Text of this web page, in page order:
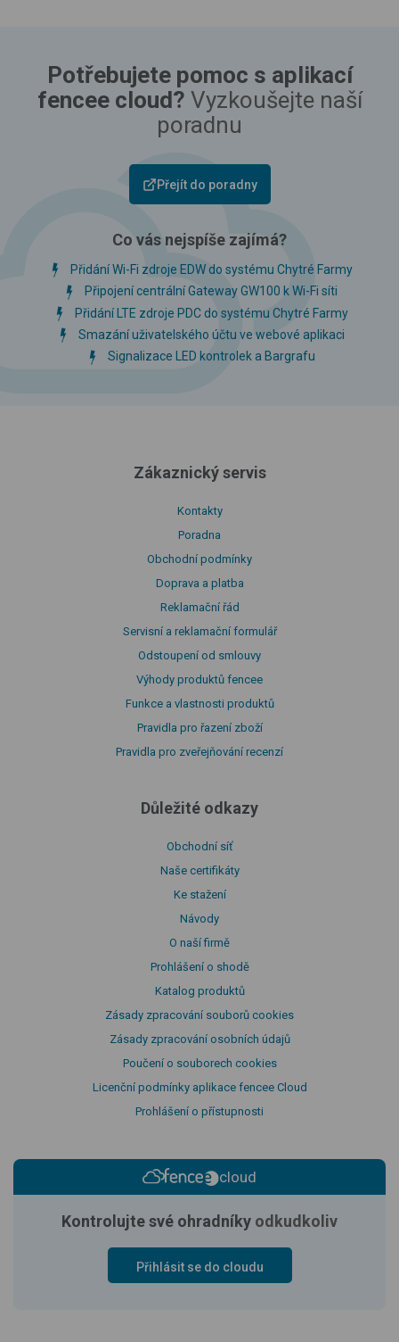
Potřebujete pomoc s aplikací
fencee cloud? Vyzkoušejte naší
poradnu
Přejít do poradny
Co vás nejspíše zajímá?
Přidání Wi-Fi zdroje EDW do systému Chytré Farmy
Připojení centrální Gateway GW100 k Wi-Fi síti
Přidání LTE zdroje PDC do systému Chytré Farmy
Smazání uživatelského účtu ve webové aplikaci
Signalizace LED kontrolek a Bargrafu
Zákaznický servis
Kontakty
Poradna
Obchodní podmínky
Doprava a platba
Reklamační řád
Servisní a reklamační formulář
Odstoupení od smlouvy
Výhody produktů fencee
Funkce a vlastnosti produktů
Pravidla pro řazení zboží
Pravidla pro zveřejňování recenzí
Důležité odkazy
Obchodní síť
Naše certifikáty
Ke stažení
Návody
O naší firmě
Prohlášení o shodě
Katalog produktů
Zásady zpracování souborů cookies
Zásady zpracování osobních údajů
Poučení o souborech cookies
Licenční podmínky aplikace fencee Cloud
Prohlášení o přístupnosti
cloud
Kontrolujte své ohradníky odkudkoliv
Přihlásit se do cloudu